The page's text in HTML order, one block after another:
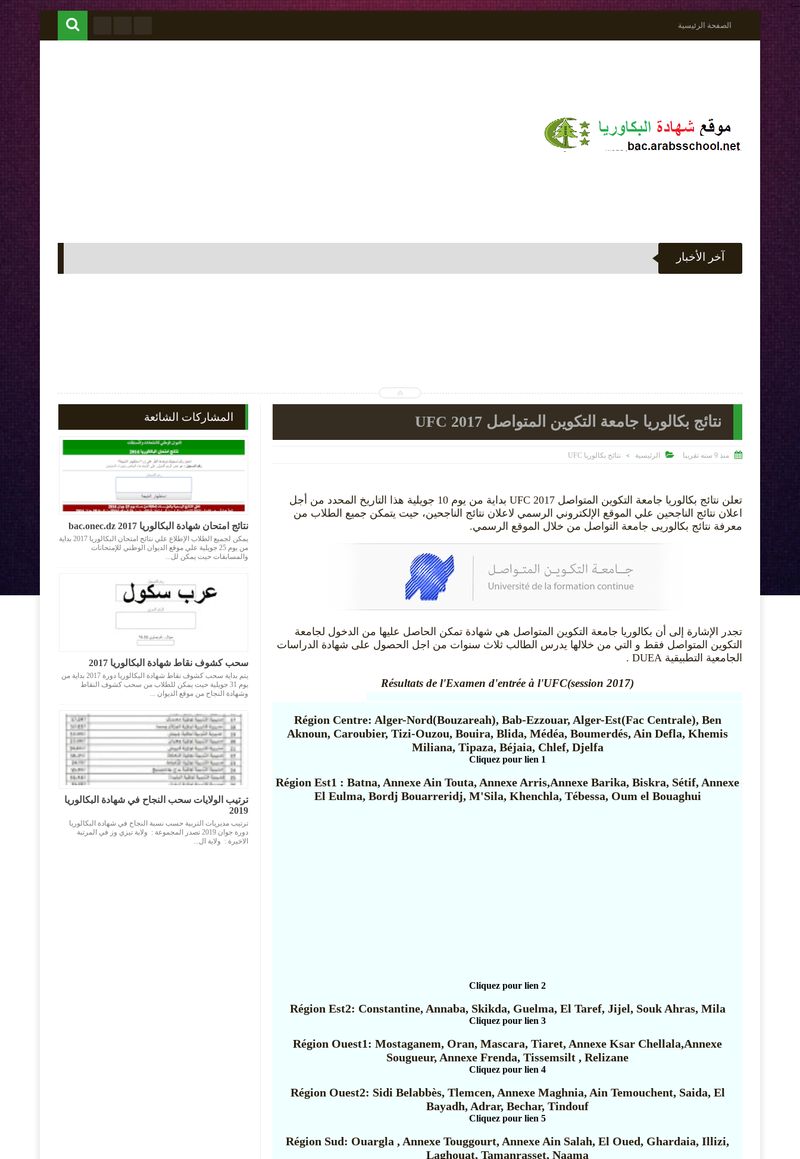
-->
الصفحة الرئيسية
آخر الأخبار
نتائج بكالوريا جامعة التكوين المتواصل 2017 UFC
 منذ 9 سنه تقريبا  الرئيسية > نتائج بكالوريا UFC
تعلن نتائج بكالوريا جامعة التكوين المتواصل 2017 UFC بداية من يوم 10 جويلية هذا التاريخ المحدد من أجل
اعلان نتائج الناجحين علي الموقع الإلكتروني الرسمي لاعلان نتائج الناجحين، حيت يتمكن جميع الطلاب من
معرفة نتائج بكالوريى جامعة التواصل من خلال الموقع الرسمي.
تجدر الإشارة إلى أن بكالوريا جامعة التكوين المتواصل هي شهادة تمكن الحاصل عليها من الدخول لجامعة
التكوين المتواصل فقط و التي من خلالها يدرس الطالب ثلاث سنوات من اجل الحصول على شهادة الدراسات
الجامعية التطبيقية DUEA .
Résultats de l'Examen d'entrée à l'UFC(session 2017)
Région Centre: Alger-Nord(Bouzareah), Bab-Ezzouar, Alger-Est(Fac Centrale), Ben
Aknoun, Caroubier, Tizi-Ouzou, Bouira, Blida, Médéa, Boumerdés, Ain Defla, Khemis
Miliana, Tipaza, Béjaia, Chlef, Djelfa
Cliquez pour lien 1
Région Est1 : Batna, Annexe Ain Touta, Annexe Arris,Annexe Barika, Biskra, Sétif, Annexe
El Eulma, Bordj Bouarreridj, M'Sila, Khenchla, Tébessa, Oum el Bouaghui
Cliquez pour lien 2
Région Est2: Constantine, Annaba, Skikda, Guelma, El Taref, Jijel, Souk Ahras, Mila
Cliquez pour lien 3
Région Ouest1: Mostaganem, Oran, Mascara, Tiaret, Annexe Ksar Chellala,Annexe
Sougueur, Annexe Frenda, Tissemsilt , Relizane
Cliquez pour lien 4
Région Ouest2: Sidi Belabbès, Tlemcen, Annexe Maghnia, Ain Temouchent, Saida, El
Bayadh, Adrar, Bechar, Tindouf
Cliquez pour lien 5
Région Sud: Ouargla , Annexe Touggourt, Annexe Ain Salah, El Oued, Ghardaia, Illizi,
Laghouat, Tamanrasset, Naama
المشاركات الشائعة
نتائج امتحان شهادة البكالوريا 2017 bac.onec.dz
يمكن لجميع الطلاب الإطلاع علي نتائج امتحان البكالوريا 2017 بداية
من يوم 25 جويلية علي موقع الديوان الوطني للإمتحانات
والمسابقات حيت يمكن لل...
سحب كشوف نقاط شهادة البكالوريا 2017
يتم بداية سحب كشوف نقاط شهادة البكالوريا دورة 2017 بداية من
يوم 31 جويلية حيت يمكن للطلاب من سحب كشوف النقاط
وشهادة النجاح من موقع الديوان ...
ترتيب الولايات سحب النجاح في شهادة البكالوريا
2019
ترتيب مديريات التربية حسب نسبة النجاح في شهادة البكالوريا
دورة جوان 2019 تصدر المجموعة : ولاية تيزي وز في المرتبة
الاخيرة : ولاية ال...